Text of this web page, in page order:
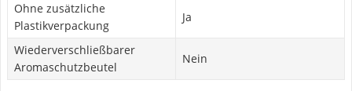
Ohne zusätzliche
Plastikverpackung
Ja
Wiederverschließbarer
Aromaschutzbeutel
Nein